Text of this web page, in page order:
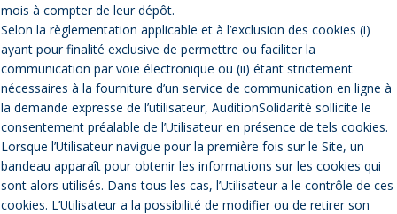
mois à compter de leur dépôt.
Selon la règlementation applicable et à l’exclusion des cookies (i)
ayant pour finalité exclusive de permettre ou faciliter la
communication par voie électronique ou (ii) étant strictement
nécessaires à la fourniture d’un service de communication en ligne à
la demande expresse de l’utilisateur, AuditionSolidarité sollicite le
consentement préalable de l’Utilisateur en présence de tels cookies.
Lorsque l’Utilisateur navigue pour la première fois sur le Site, un
bandeau apparaît pour obtenir les informations sur les cookies qui
sont alors utilisés. Dans tous les cas, l’Utilisateur a le contrôle de ces
cookies. L’Utilisateur a la possibilité de modifier ou de retirer son